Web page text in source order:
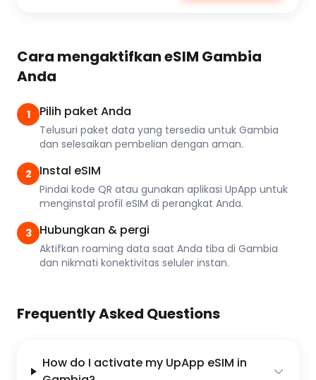
Cara mengaktifkan eSIM Gambia
Anda
1 Pilih paket Anda
Telusuri paket data yang tersedia untuk Gambia
dan selesaikan pembelian dengan aman.
2 Instal eSIM
Pindai kode QR atau gunakan aplikasi UpApp untuk
menginstal profil eSIM di perangkat Anda.
3 Hubungkan & pergi
Aktifkan roaming data saat Anda tiba di Gambia
dan nikmati konektivitas seluler instan.
Frequently Asked Questions
How do I activate my UpApp eSIM in